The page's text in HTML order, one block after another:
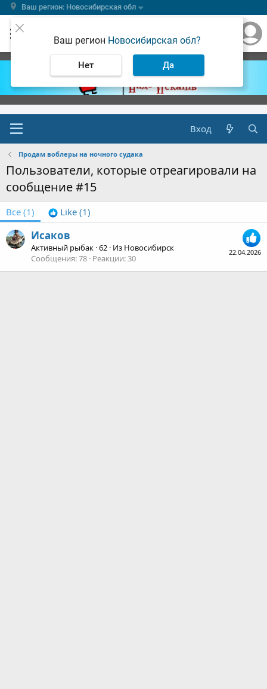
Ваш регион: Новосибирская обл
Ваш регион Новосибирская обл?
Нет Да
Вход
Продам воблеры на ночного судака
Пользователи, которые отреагировали на
сообщение #15
Все (1) Like (1)
22.04.2026
Исаков
Активный рыбак ·62 · Из Новосибирск
Сообщения 78 Реакции 30